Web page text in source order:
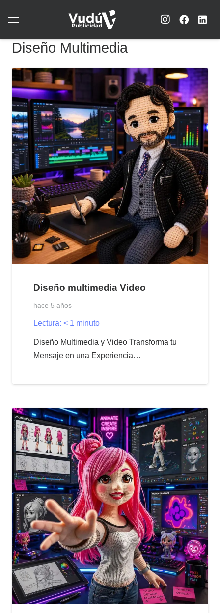
Diseño Multimedia
Diseño multimedia Video
hace 5 años
Lectura: < 1 minuto
Diseño Multimedia y Video Transforma tu
Mensaje en una Experiencia…